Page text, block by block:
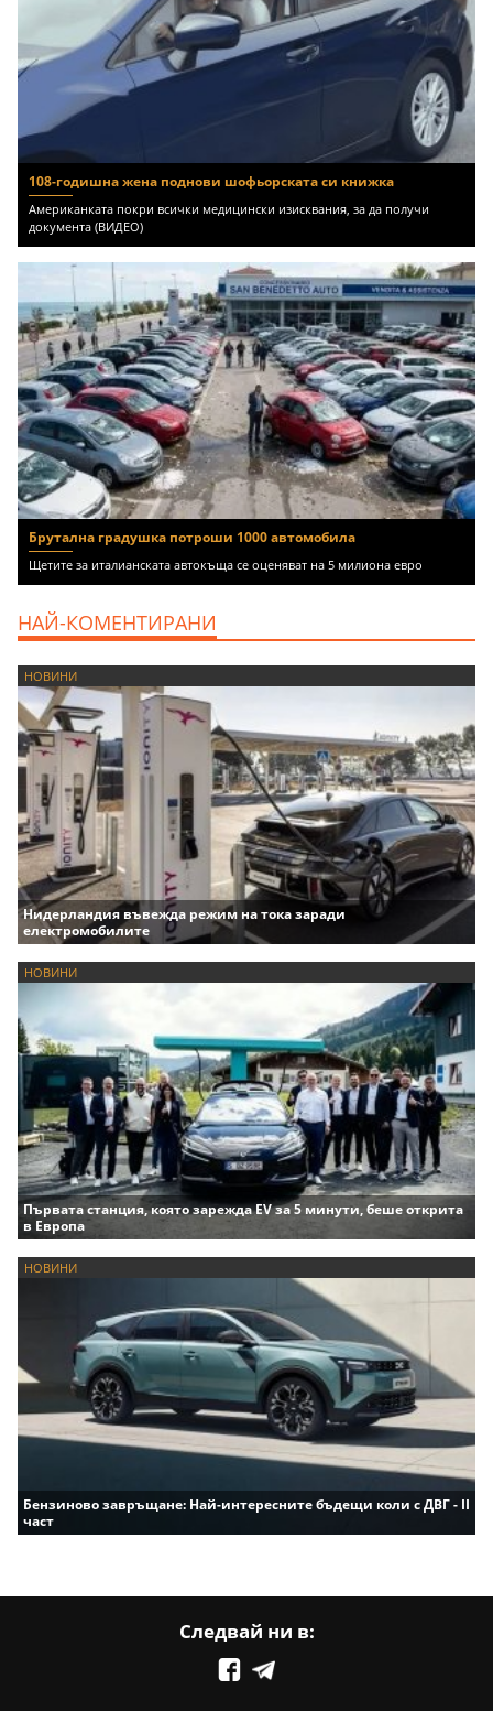
108-годишна жена поднови шофьорската си книжка
Американката покри всички медицински изисквания, за да получи
документа (ВИДЕО)
Брутална градушка потроши 1000 автомобила
Щетите за италианската автокъща се оценяват на 5 милиона евро
НАЙ-КОМЕНТИРАНИ
НОВИНИ
Нидерландия въвежда режим на тока заради
електромобилите
НОВИНИ
Първата станция, която зарежда EV за 5 минути, беше открита
в Европа
НОВИНИ
Бензиново завръщане: Най-интересните бъдещи коли с ДВГ - II
част
Следвай ни в: